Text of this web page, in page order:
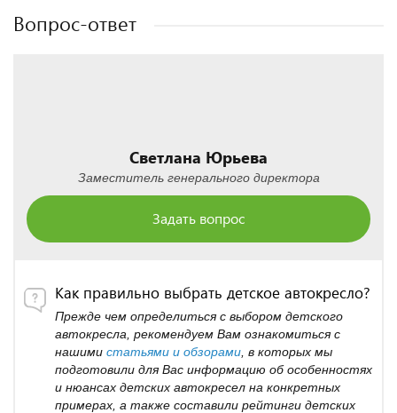
Вопрос-ответ
Светлана Юрьева
Заместитель генерального директора
Задать вопрос
Как правильно выбрать детское автокресло?
Прежде чем определиться с выбором детского
автокресла, рекомендуем Вам ознакомиться с
нашими статьями и обзорами , в которых мы
подготовили для Вас информацию об особенностях
и нюансах детских автокресел на конкретных
примерах, а также составили рейтинги детских